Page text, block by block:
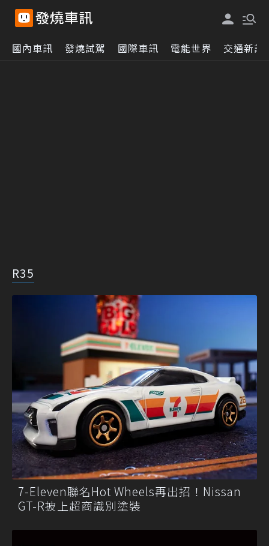
國內車訊 發燒試駕 國際車訊 電能世界 交通新訊
R35
7-Eleven聯名Hot Wheels再出招！Nissan
GT-R披上超商識別塗裝